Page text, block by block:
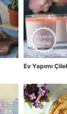
Ev Yapımı